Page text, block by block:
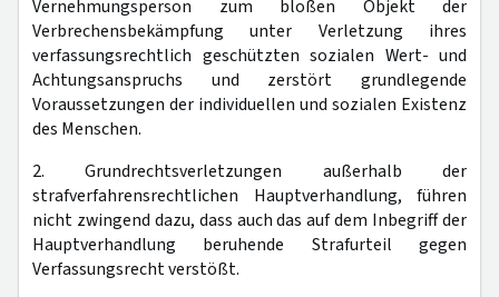
Vernehmungsperson zum bloßen Objekt der
Verbrechensbekämpfung unter Verletzung ihres
verfassungsrechtlich geschützten sozialen Wert- und
Achtungsanspruchs und zerstört grundlegende
Voraussetzungen der individuellen und sozialen Existenz
des Menschen.
2. Grundrechtsverletzungen außerhalb der
strafverfahrensrechtlichen Hauptverhandlung, führen
nicht zwingend dazu, dass auch das auf dem Inbegriff der
Hauptverhandlung beruhende Strafurteil gegen
Verfassungsrecht verstößt.